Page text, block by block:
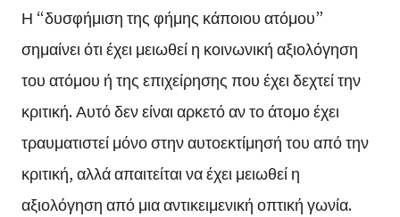
Η “δυσφήμιση της φήμης κάποιου ατόμου”
σημαίνει ότι έχει μειωθεί η κοινωνική αξιολόγηση
του ατόμου ή της επιχείρησης που έχει δεχτεί την
κριτική. Αυτό δεν είναι αρκετό αν το άτομο έχει
τραυματιστεί μόνο στην αυτοεκτίμησή του από την
κριτική, αλλά απαιτείται να έχει μειωθεί η
αξιολόγηση από μια αντικειμενική οπτική γωνία.